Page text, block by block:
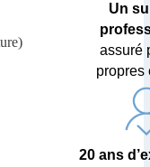
Un
assuré
propres
20 ans